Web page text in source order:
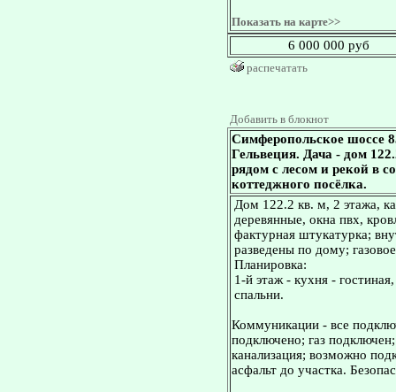
Показать на карте>>
6 000 000 руб
распечатать
Добавить в блокнот
Симферопольское шоссе
Гельвеция. Дача - дом
рядом с лесом и рекой в
коттеджного посёлка.
Дом 122.2 кв. м, 2 этажа,
деревянные, окна пвх,
фактурная штукатурка;
разведены по дому;
Планировка:
1-й этаж - кухня -
спальни.
Коммуникации - все
подключено; газ
канализация; возможно
асфальт до участка.